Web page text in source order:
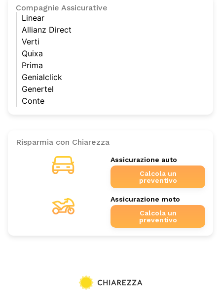
Compagnie Assicurative
Linear
Allianz Direct
Verti
Quixa
Prima
Genialclick
Genertel
Conte
Risparmia con Chiarezza
Assicurazione auto
Calcola un
preventivo
Assicurazione moto
Calcola un
preventivo